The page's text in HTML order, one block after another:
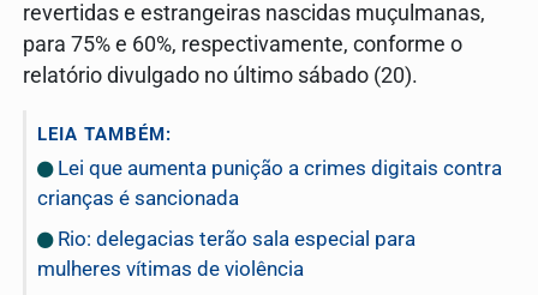
revertidas e estrangeiras nascidas muçulmanas,
para 75% e 60%, respectivamente, conforme o
relatório divulgado no último sábado (20).
LEIA TAMBÉM:
Lei que aumenta punição a crimes digitais contra
crianças é sancionada
Rio: delegacias terão sala especial para
mulheres vítimas de violência